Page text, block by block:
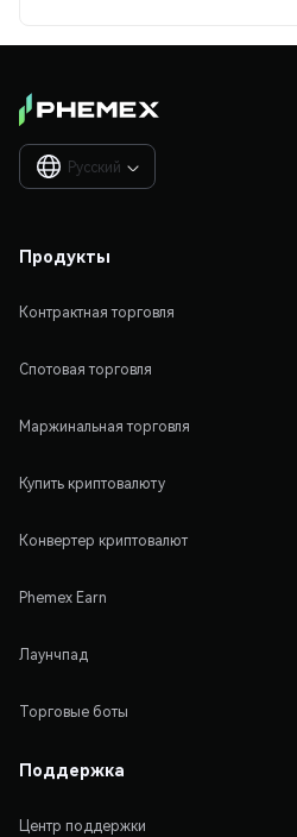
Русский 
Продукты
Контрактная торговля
Спотовая торговля
Маржинальная торговля
Купить криптовалюту
Конвертер криптовалют
Phemex Earn
Лаунчпад
Торговые боты
Поддержка
Центр поддержки